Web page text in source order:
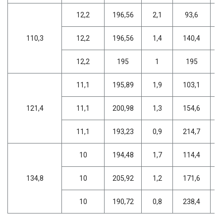
110,3
12,2 196,56 2,1 93,6
12,2 196,56 1,4 140,4
12,2 195 1 195
121,4
11,1 195,89 1,9 103,1
11,1 200,98 1,3 154,6
11,1 193,23 0,9 214,7
134,8
10 194,48 1,7 114,4
10 205,92 1,2 171,6
10 190,72 0,8 238,4